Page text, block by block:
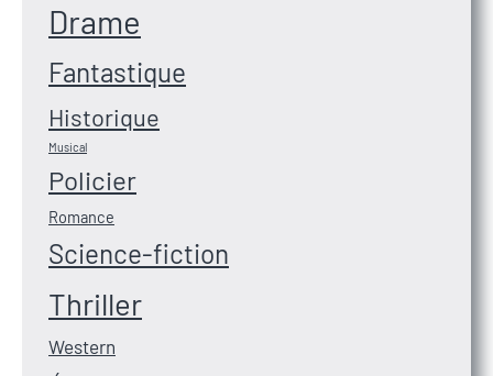
Drame
Fantastique
Historique
Musical
Policier
Romance
Science-fiction
Thriller
Western